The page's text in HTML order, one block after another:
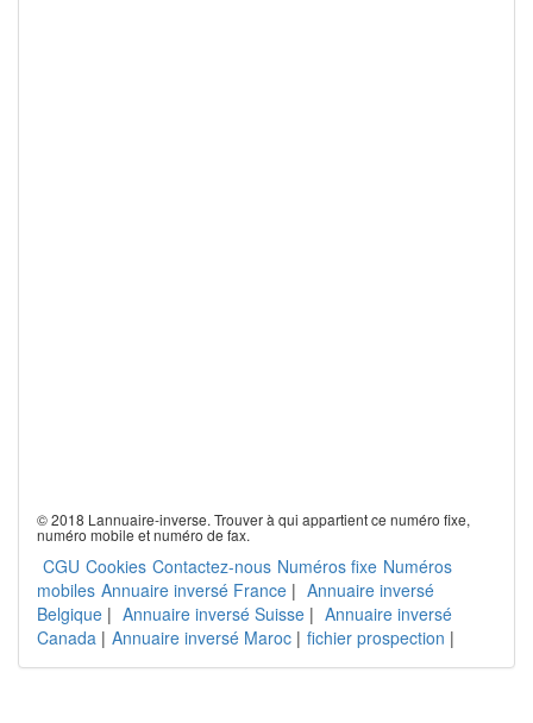
© 2018 Lannuaire-inverse. Trouver à qui appartient ce numéro fixe,
numéro mobile et numéro de fax.
CGU Cookies Contactez-nous Numéros fixe Numéros
mobiles Annuaire inversé France | Annuaire inversé
Belgique | Annuaire inversé Suisse | Annuaire inversé
Canada | Annuaire inversé Maroc | fichier prospection |